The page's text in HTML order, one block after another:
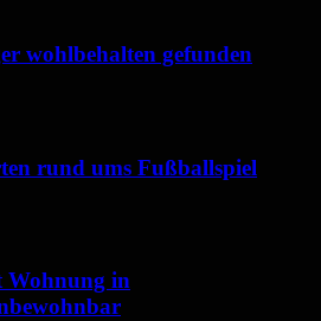
wohlbehalten gefunden
rund ums Fußballspiel
Wohnung in